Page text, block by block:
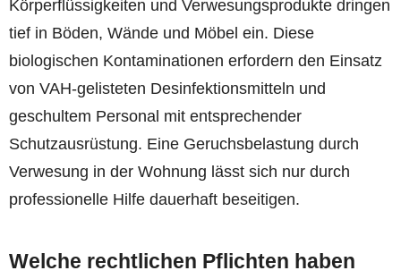
Körperflüssigkeiten und Verwesungsprodukte dringen
tief in Böden, Wände und Möbel ein. Diese
biologischen Kontaminationen erfordern den Einsatz
von VAH-gelisteten Desinfektionsmitteln und
geschultem Personal mit entsprechender
Schutzausrüstung. Eine Geruchsbelastung durch
Verwesung in der Wohnung lässt sich nur durch
professionelle Hilfe dauerhaft beseitigen.
Welche rechtlichen Pflichten haben